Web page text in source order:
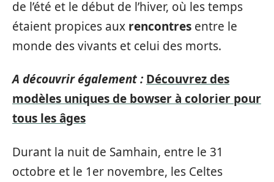
de l’été et le début de l’hiver, où les temps
étaient propices aux rencontres entre le
monde des vivants et celui des morts.
A découvrir également : Découvrez des
modèles uniques de bowser à colorier pour
tous les âges
Durant la nuit de Samhain, entre le 31
octobre et le 1er novembre, les Celtes